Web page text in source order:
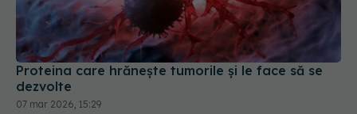
Proteina care hrănește tumorile și le face să se
dezvolte
07 mar 2026, 15:29